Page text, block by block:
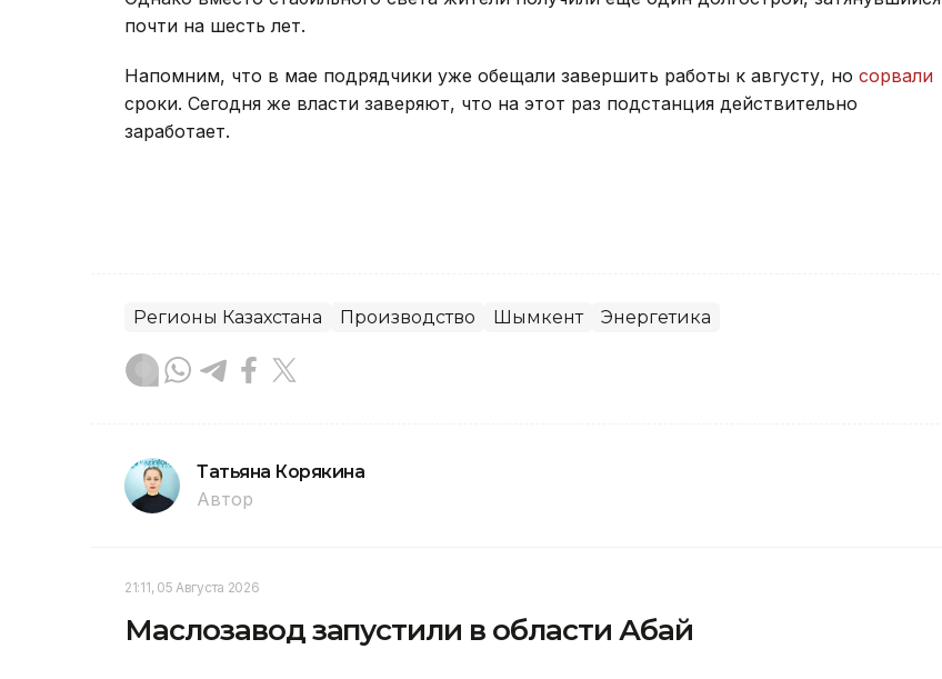
почти на шесть лет.
Напомним, что в мае подрядчики уже обещали завершить работы к августу, но сорвали
сроки. Сегодня же власти заверяют, что на этот раз подстанция действительно
заработает.
Регионы Казахстана Производство Шымкент Энергетика
Татьяна Корякина
Автор
21:11, 05 Августа 2026
Маслозавод запустили в области Абай